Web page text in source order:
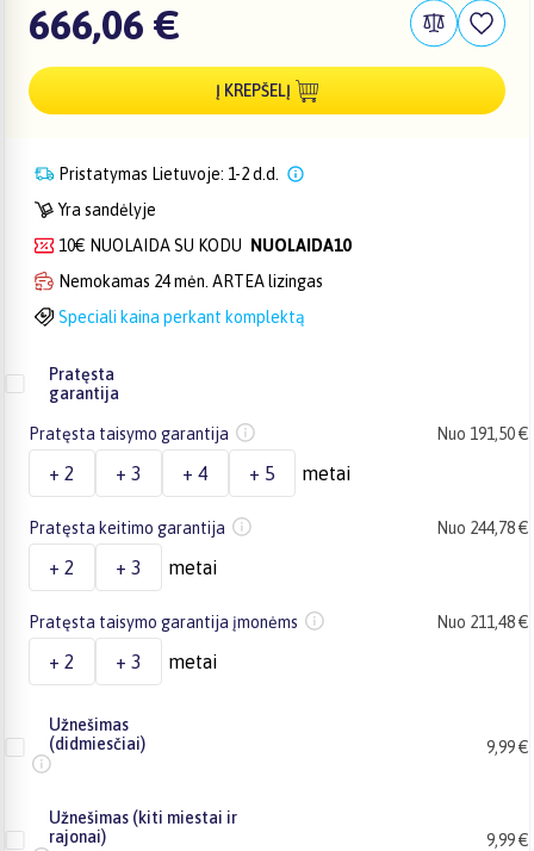
666,06 €
Į KREPŠELĮ
Pristatymas Lietuvoje: 1-2 d.d.
Yra sandėlyje
10€ NUOLAIDA SU KODU NUOLAIDA10
Nemokamas 24 mėn. ARTEA lizingas
Speciali kaina perkant komplektą
Pratęsta
garantija
Pratęsta taisymo garantija Nuo 191,50 €
+ 2 + 3 + 4 + 5 metai
Pratęsta keitimo garantija Nuo 244,78 €
+ 2 + 3 metai
Pratęsta taisymo garantija įmonėms Nuo 211,48 €
+ 2 + 3 metai
Užnešimas
(didmiesčiai)
9,99 €
Užnešimas (kiti miestai ir
rajonai)
9,99 €